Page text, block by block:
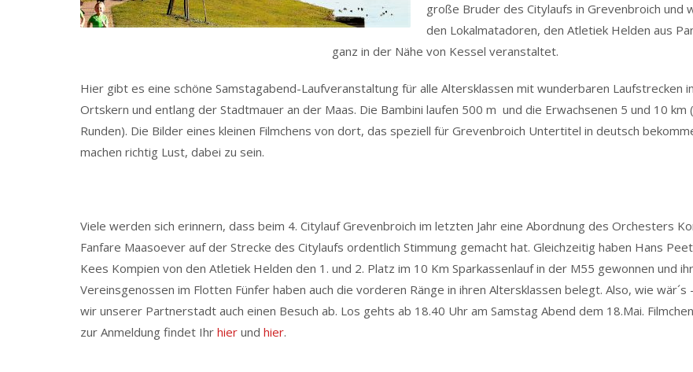
große Bruder des Citylaufs in Grevenbroich und
den Lokalmatadoren, den Atletiek Helden aus
ganz in der Nähe von Kessel veranstaltet.
Hier gibt es eine schöne Samstagabend-Laufveranstaltung für alle Altersklassen mit wunderbaren Laufstrecken
Ortskern und entlang der Stadtmauer an der Maas. Die Bambini laufen 500 m und die Erwachsenen 5 und 10 km
Runden). Die Bilder eines kleinen Filmchens von dort, das speziell für Grevenbroich Untertitel in deutsch
machen richtig Lust, dabei zu sein.
Viele werden sich erinnern, dass beim 4. Citylauf Grevenbroich im letzten Jahr eine Abordnung des Orchesters
Fanfare Maasoever auf der Strecke des Citylaufs ordentlich Stimmung gemacht hat. Gleichzeitig haben Hans
Kees Kompien von den Atletiek Helden den 1. und 2. Platz im 10 Km Sparkassenlauf in der M55 gewonnen und
Vereinsgenossen im Flotten Fünfer haben auch die vorderen Ränge in ihren Altersklassen belegt. Also, wie wär´s
wir unserer Partnerstadt auch einen Besuch ab. Los gehts ab 18.40 Uhr am Samstag Abend dem 18.Mai.
zur Anmeldung findet Ihr hier und hier.